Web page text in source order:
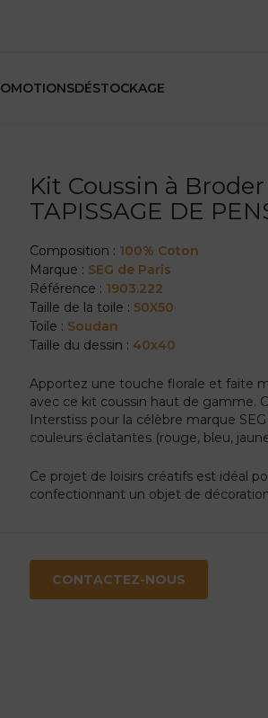
DÉSTOCKAGE
Kit Coussin à Broder
TAPISSAGE DE
Composition : 100% Coton
Marque : SEG de Paris
Référence : 1903.222
Taille de la toile :50X50
Toile : Soudan
Taille du dessin :40x40
Apportez une touche florale et faite
avec ce kit coussin haut de gamme.
Interstiss pour la célèbre marque
couleurs éclatantes (rouge, bleu,
Ce projet de loisirs créatifs est idéal
confectionnant un objet de
CONTACTEZ-NOUS